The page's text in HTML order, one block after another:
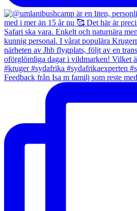
Feedback från Isa m familj som reste